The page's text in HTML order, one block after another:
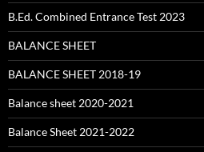
B.Ed. Combined Entrance Test 2023
BALANCE SHEET
BALANCE SHEET 2018-19
Balance sheet 2020-2021
Balance Sheet 2021-2022